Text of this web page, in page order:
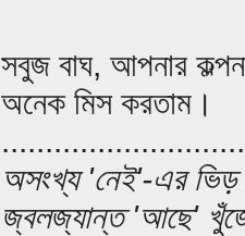
সবুজ বাঘ, আপনার
অনেক মিস করতাম।
অসংখ্য 'নেই'-এর ভিড়
জ্বলজ্যান্ত 'আছে'